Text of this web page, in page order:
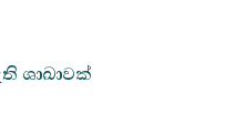
ශාඛාවක්